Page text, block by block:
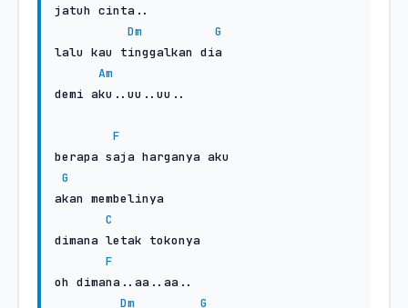
jatuh cinta..
Dm
G
lalu kau tinggalkan dia
Am
demi aku..uu..uu..
F
berapa saja harganya aku
G
akan membelinya
C
dimana letak tokonya
F
oh dimana..aa..aa..
Dm
G